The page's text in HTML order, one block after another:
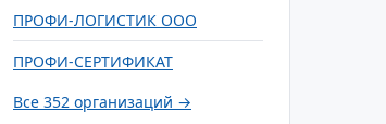
ПРОФИ-ЛОГИСТИК ООО
ПРОФИ-СЕРТИФИКАТ
Все 352 организаций →